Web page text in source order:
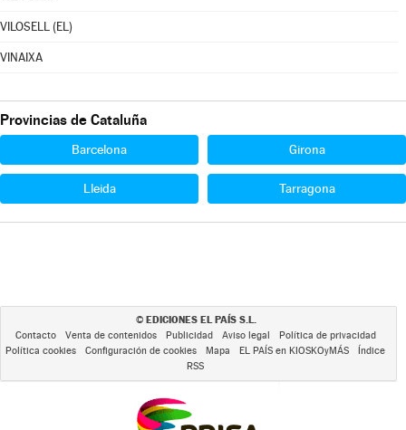
VILOSELL (EL)
VINAIXA
Provincias de Cataluña
Barcelona Girona
Lleida Tarragona
© EDICIONES EL PAÍS S.L.
Contacto Venta de contenidos Publicidad Aviso legal
Política de privacidad
Política cookies
Configuración de cookies Mapa EL PAÍS en KIOSKOyMÁS
Índice
RSS